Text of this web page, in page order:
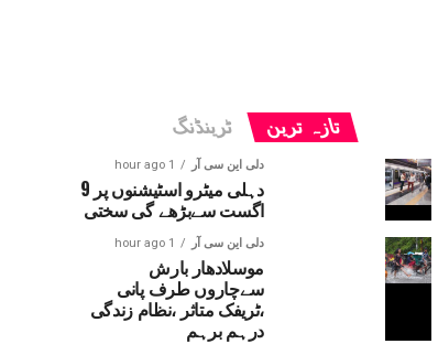
تازہ ترین ٹرینڈنگ
دلی این سی آر 1 hour ago
دہلی میٹرو اسٹیشنوں پر 9
اگست سےبڑھے گی سختی
دلی این سی آر 1 hour ago
موسلادھار بارش
سےچاروں طرف پانی
،ٹریفک متاثر ،نظام زندگی
درہم برہم